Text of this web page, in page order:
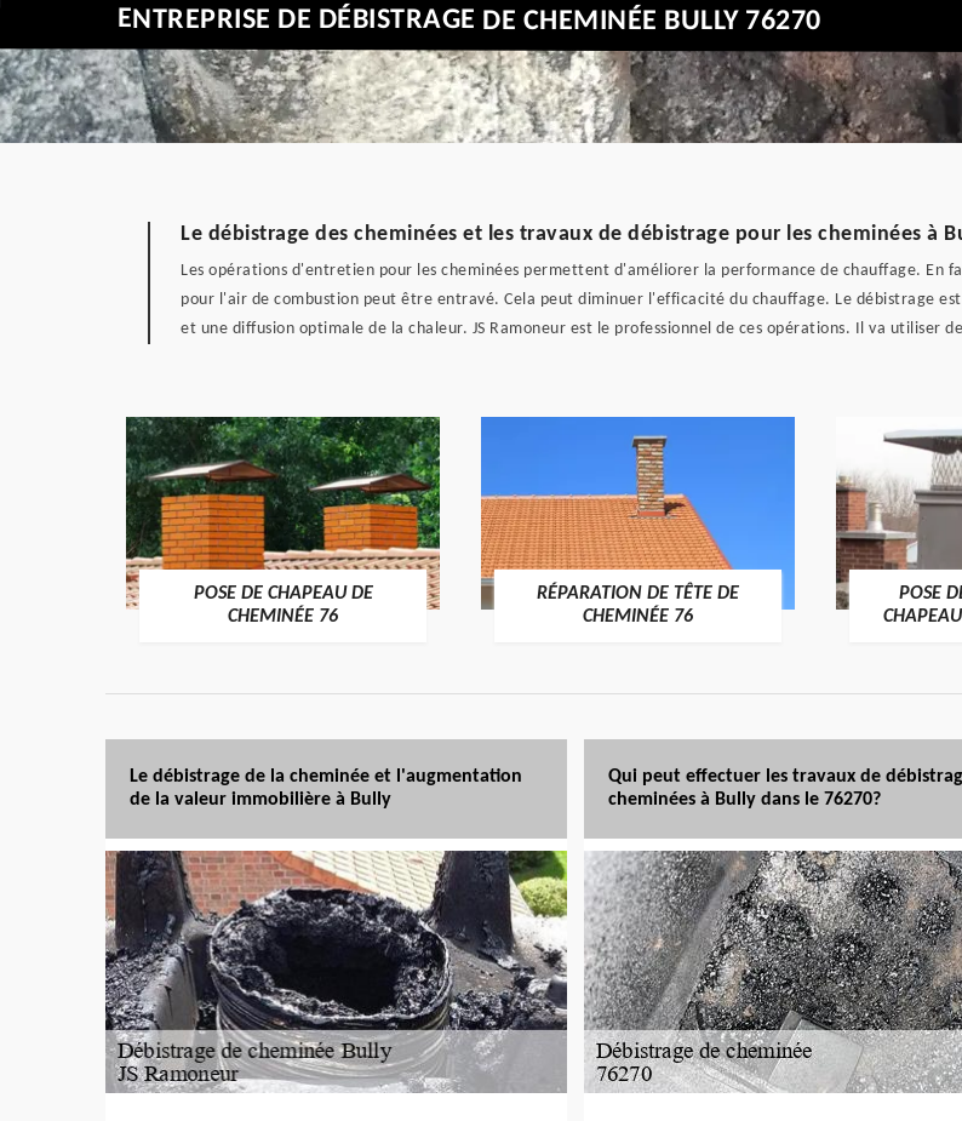
ENTREPRISE DE DÉBISTRAGE DE CHEMINÉE BULLY 76270
Le débistrage des cheminées et les travaux de débistrage pour les cheminées à
Les opérations d'entretien pour les cheminées permettent d'améliorer la performance de chauffage. En
pour l'air de combustion peut être entravé. Cela peut diminuer l'efficacité du chauffage. Le débistrage
et une diffusion optimale de la chaleur. JS Ramoneur est le professionnel de ces opérations. Il va utiliser
POSE DE CHAPEAU DE
CHEMINÉE 76
RÉPARATION DE TÊTE DE
CHEMINÉE 76
POSE
Le débistrage de la cheminée et l'augmentation
de la valeur immobilière à Bully
Qui peut effectuer les travaux de
cheminées à Bully dans le 76270?